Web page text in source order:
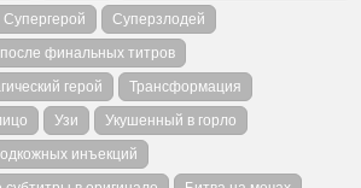
Супергерой
Суперзлодей
финальных титров
герой
Трансформация
Узи
Укушенный в горло
инъекций